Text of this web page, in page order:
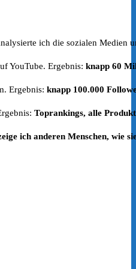
ich die sozialen Medien
YouTube. Ergebnis: knapp 60
Ergebnis: knapp 100.000
Toprankings, alle
ich anderen Menschen, wie